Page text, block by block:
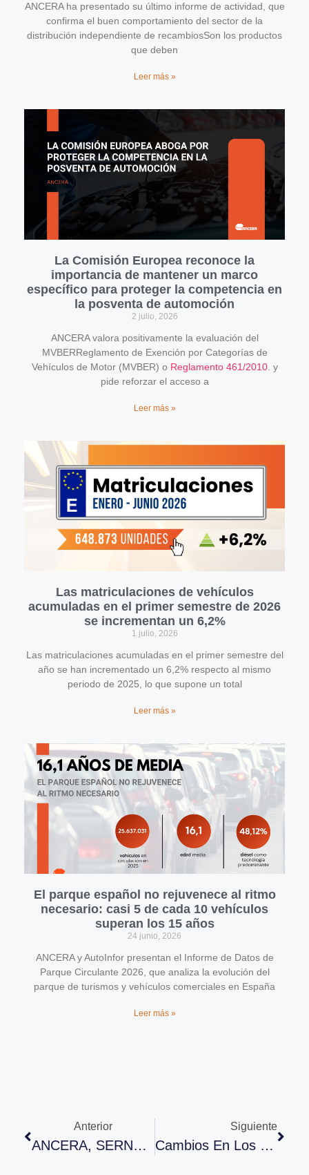
ANCERA ha presentado su último informe de actividad, que
confirma el buen comportamiento del sector de la
distribución independiente de recambiosSon los productos
que deben
Leer más »
La Comisión Europea reconoce la
importancia de mantener un marco
específico para proteger la competencia en
la posventa de automoción
2 julio, 2026
ANCERA valora positivamente la evaluación del
MVBERReglamento de Exención por Categorías de
Vehículos de Motor (MVBER) o Reglamento 461/2010. y
pide reforzar el acceso a
Leer más »
Las matriculaciones de vehículos
acumuladas en el primer semestre de 2026
se incrementan un 6,2%
1 julio, 2026
Las matriculaciones acumuladas en el primer semestre del
año se han incrementado un 6,2% respecto al mismo
periodo de 2025, lo que supone un total
Leer más »
El parque español no rejuvenece al ritmo
necesario: casi 5 de cada 10 vehículos
superan los 15 años
24 junio, 2026
ANCERA y AutoInfor presentan el Informe de Datos de
Parque Circulante 2026, que analiza la evolución del
parque de turismos y vehículos comerciales en España
Leer más »
Anterior
ANCERA, SERNAUTO Y MOTORTEC AUTOMECHANIKA REUNEN AL SECTOR POR NAVIDAD
Siguiente
Cambios En Los Criterios Contables